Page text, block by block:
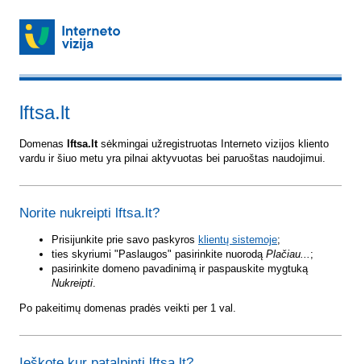
lftsa.lt
Domenas lftsa.ltsėkmingai užregistruotas Interneto vizijos kliento
vardu ir šiuo metu yra pilnai aktyvuotas bei paruoštas naudojimui.
Norite nukreipti lftsa.lt?
Prisijunkite prie savo paskyros klientų sistemoje;
ties skyriumi "Paslaugos" pasirinkite nuorodą Plačiau... ;
pasirinkite domeno pavadinimą ir paspauskite mygtuką
Nukreipti.
Po pakeitimų domenas pradės veikti per 1 val.